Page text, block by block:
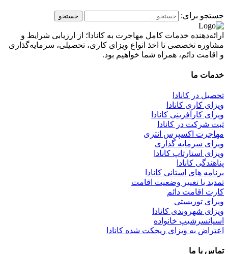
جستجو برای:
ارائه‌دهنده خدمات کامل مهاجرت به کانادا؛ از ارزیابی شرایط و
مشاوره تخصصی تا اخذ انواع ویزای کاری، تحصیلی، سرمایه‌گذاری
و اقامت دائم، همراه شما خواهیم بود.
خدمات ما
تحصیل در کانادا
ویزای کاری کانادا
ویزای کارآفرینی کانادا
ثبت شرکت در کانادا
مهاجرت اکسپرس انتری
ویزای سرمایه گذاری
ویزای استارتاپ کانادا
پناهندگی کانادا
برنامه های استانی کانادا
تمدید یا تغییر وضعیت اقامت
کارت اقامت دائم
ویزای توریستی
ویزای شهروندی کانادا
اسپانسرشیپ خانواده
اعتراض به ویزای ریجکت شده کانادا
تماس با ما